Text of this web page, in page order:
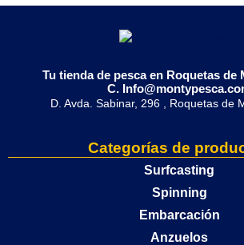
Tu tienda de pesca en Roquetas de
C.
D. Avda. Sabinar, 296 , Roquetas de
Categorías de
Surfcasting
Spinning
Embarcación
Anzuelos